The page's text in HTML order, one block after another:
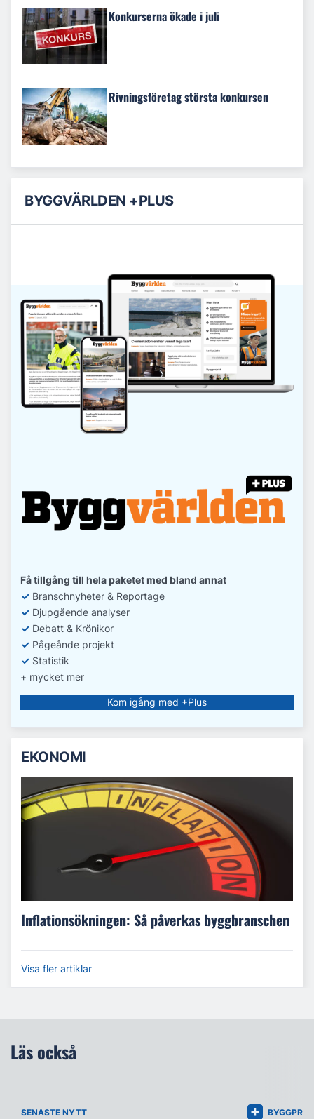
Konkurserna ökade i juli
Rivningsföretag största konkursen
BYGGVÄRLDEN +PLUS
Få tillgång till hela paketet med bland annat
✓ Branschnyheter & Reportage
✓ Djupgående analyser
✓ Debatt & Krönikor
✓ Pågeånde projekt
✓ Statistik
+ mycket mer
Kom igång med +Plus
EKONOMI
Inflationsökningen: Så påverkas byggbranschen
Visa fler artiklar
Läs också
SENASTE NYTT